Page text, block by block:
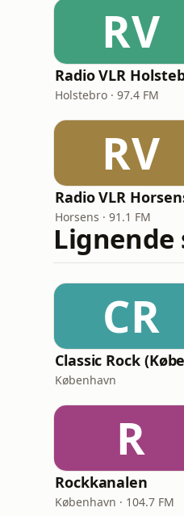
RV
Radio VLR
Holstebro · 97.4 FM
RV
Radio VLR
Horsens · 91.1 FM
CR
København
R
Rockkanalen
København · 104.7 FM